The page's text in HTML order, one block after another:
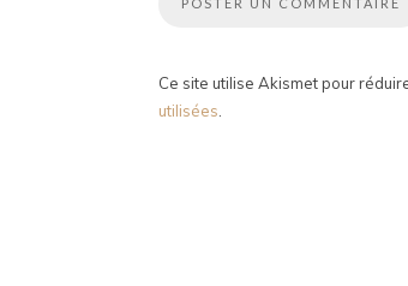
Ce site utilise Akismet pour
utilisées